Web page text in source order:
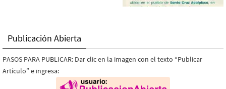
Publicación Abierta
PASOS PARA PUBLICAR: Dar clic en la imagen con el texto “Publicar
Artículo” e ingresa: